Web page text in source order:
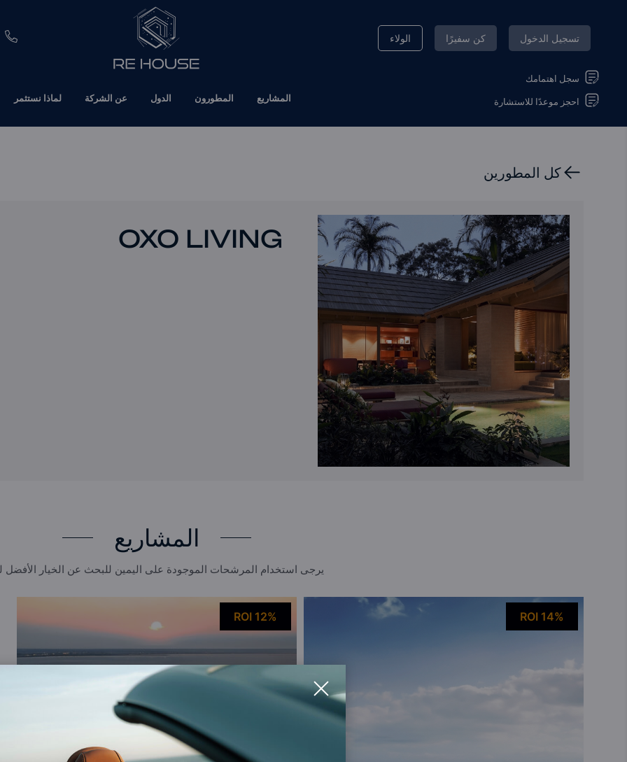
تسجيل الدخول كن سفيرًا الولاء
سجل اهتمامك
احجز موعدًا للاستشارة المشاريع المطورون الدول عن الشركة لماذا نستثمر
كل المطورين
OXO LIVING
المشاريع
يرجى استخدام المرشحات الموجودة على اليمين للبحث عن الخيار الأفضل
ROI 14%
ROI 12%